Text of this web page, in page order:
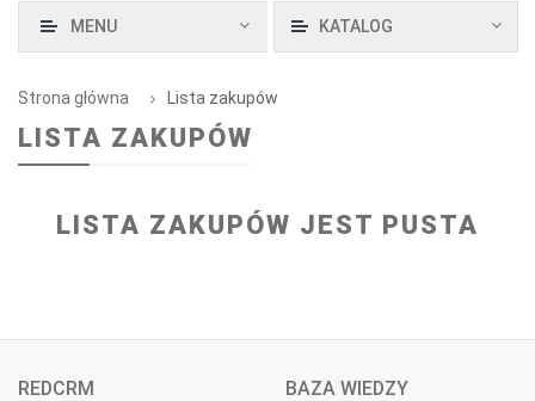
KATALOG
MENU
Strona główna Lista zakupów
LISTA ZAKUPÓW
LISTA ZAKUPÓW JEST PUSTA
REDCRM BAZA WIEDZY